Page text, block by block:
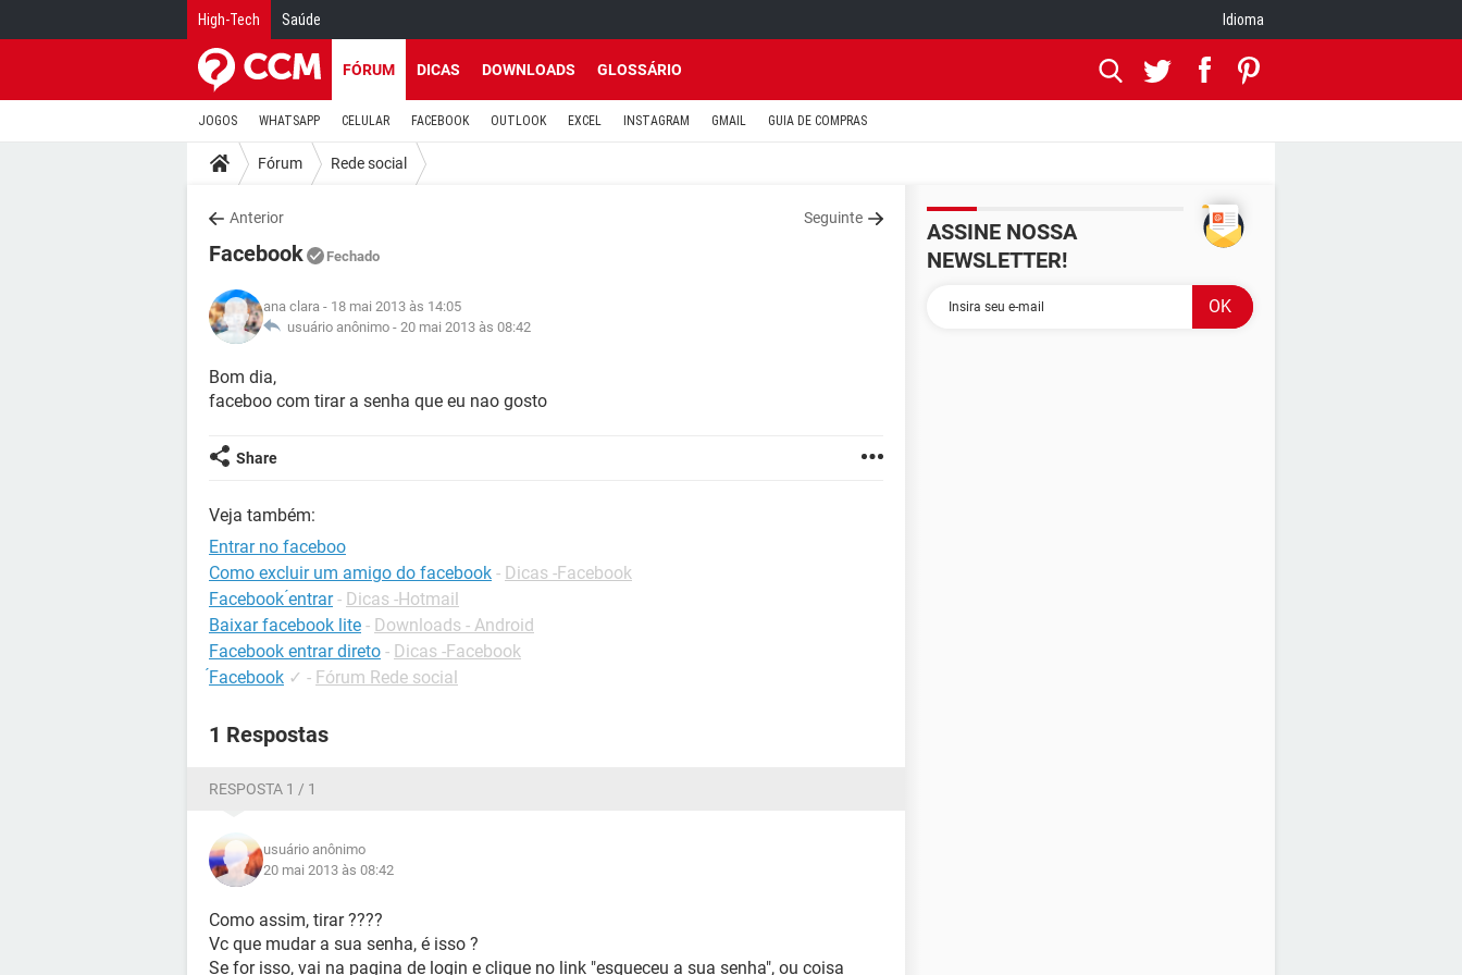
High-Tech Saúde Idioma
FÓRUM DICAS DOWNLOADS GLOSSÁRIO
JOGOS WHATSAPP CELULAR FACEBOOK OUTLOOK EXCEL INSTAGRAM GMAIL GUIA DE COMPRAS
Fórum Rede social
Anterior Seguinte
Facebook Fechado
ana clara - 18 mai 2013 às 14:05
usuário anônimo - 20 mai 2013 às 08:42
Bom dia,
faceboo com tirar a senha que eu nao gosto
Share
Veja também:
Entrar no faceboo
Como excluir um amigo do facebook - Dicas -Facebook
Facebook ́entrar - Dicas -Hotmail
Baixar facebook lite - Downloads - Android
Facebook entrar direto - Dicas -Facebook
́Facebook ✓ - Fórum Rede social
1 Respostas
RESPOSTA 1 / 1
usuário anônimo
20 mai 2013 às 08:42
Como assim, tirar ????
Vc que mudar a sua senha, é isso ?
Se for isso, vai na pagina de login e clique no link "esqueceu a sua senha", ou coisa
ASSINE NOSSA
NEWSLETTER!